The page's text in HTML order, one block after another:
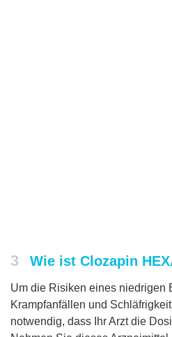
3 Wie ist Clozapin
Um die Risiken eines niedrigen
Krampfanfällen und
notwendig, dass Ihr Arzt die